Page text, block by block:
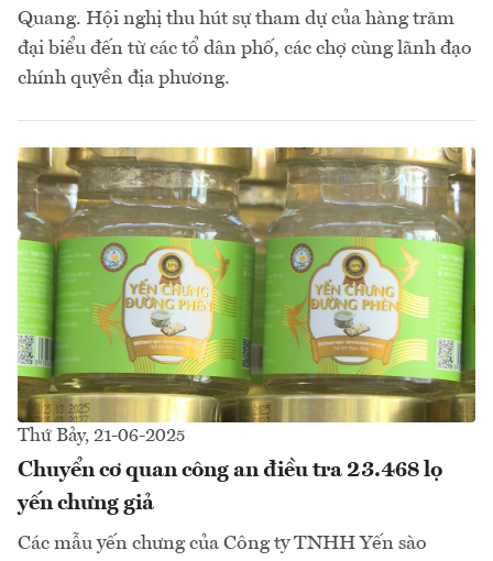
Quang. Hội nghị thu hút sự tham dự của hàng trăm
đại biểu đến từ các tổ dân phố, các chợ cùng lãnh đạo
chính quyền địa phương.
Thứ Bảy, 21-06-2025
Chuyển cơ quan công an điều tra 23.468 lọ
yến chưng giả
Các mẫu yến chưng của Công ty TNHH Yến sào